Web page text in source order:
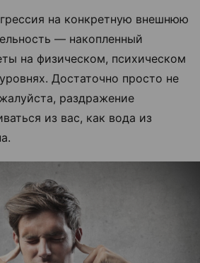
на конкретную внешнюю
— накопленный
на физическом, психическом
Достаточно просто не
раздражение
из вас, как вода из